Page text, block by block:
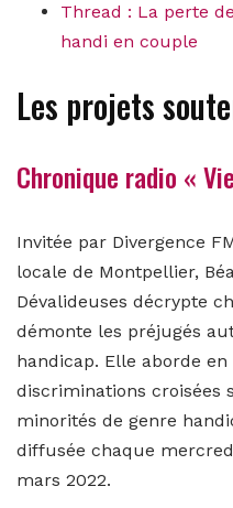
Thread : La perte
handi en couple
Les projets
Chronique radio «
Invitée par Divergence
locale de Montpellier,
Dévalideuses décrypte
démonte les préjugés
handicap. Elle aborde
discriminations croisées
minorités de genre
diffusée chaque
mars 2022.